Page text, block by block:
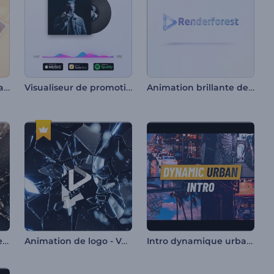
Galerie de photos Polaroid Visualiseur de promotion de l'album Animation brillante de logo d'entreprise
Intro réaliste de basket-ball Animation de logo - Verre brisé Intro dynamique urbaine